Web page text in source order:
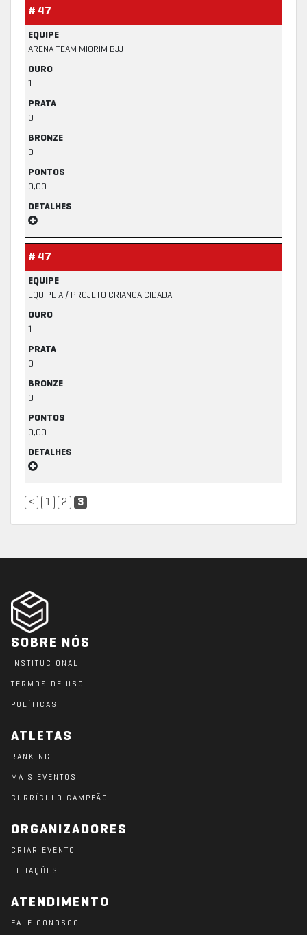
# 47
EQUIPE
ARENA TEAM MIORIM BJJ
OURO
1
PRATA
0
BRONZE
0
PONTOS
0,00
DETALHES
# 47
EQUIPE
EQUIPE A / PROJETO CRIANCA CIDADA
OURO
1
PRATA
0
BRONZE
0
PONTOS
0,00
DETALHES
< 1 2 3
SOBRE NÓS
INSTITUCIONAL
TERMOS DE USO
POLÍTICAS
ATLETAS
RANKING
MAIS EVENTOS
CURRÍCULO CAMPEÃO
ORGANIZADORES
CRIAR EVENTO
FILIAÇÕES
ATENDIMENTO
FALE CONOSCO